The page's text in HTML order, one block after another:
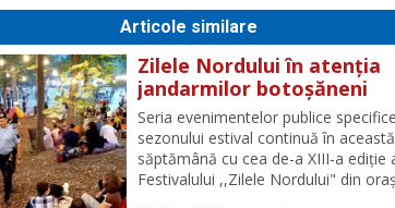
Articole similare
Zilele Nordului în atenția
jandarmilor botoșăneni
Seria evenimentelor publice specifice
sezonului estival continuă în această
săptămână cu cea de-a XIII-a ediție
Festivalului ,,Zilele Nordului" din